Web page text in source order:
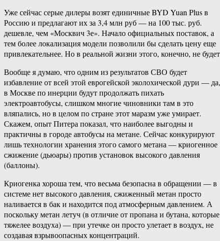
Уже сейчас серые дилеры возят единичные BYD Yuan Plus в
Россию и предлагают их за 3,4 млн руб — на 100 тыс. руб.
дешевле, чем «Москвич 3е». Начало официальных поставок, а
тем более локализация модели позволили бы сделать цену еще
привлекательнее. Но в реальной жизни этого, конечно, не
Вообще я думаю, что одним из результатов СВО будет
избавление от всей этой еврогейской эколохической дури — да,
в Москве по инерции будут продолжать пихать
электроавтобусы, слишком многие чиновники там в это
вляпались, но в целом по стране этот маразм уже умирает.
Скажем, опыт Питера показал, что наиболее выгодны и
практичны в городе автобусы на метане. Сейчас конкурируют
лишь технологии хранения этого самого метана — криогенное
сжижение (дьюары) против установок высокого давления
(баллоны).
Криогенка хороша тем, что весьма безопасна в обращении — в
системе нет высокого давления, сжиженный метан просто
наливается в бак и находится под атмосферным давлением. А
поскольку метан летуч (в отличие от пропана и бутана, которые
тяжелее воздуха) — при утечке он просто улетает в воздух, не
создавая взрывоопасных концентраций.